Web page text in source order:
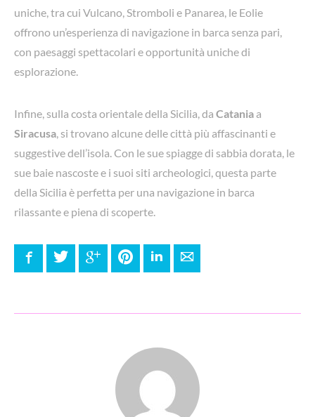
uniche, tra cui Vulcano, Stromboli e Panarea, le Eolie
offrono un’esperienza di navigazione in barca senza pari,
con paesaggi spettacolari e opportunità uniche di
esplorazione.
Infine, sulla costa orientale della Sicilia, da Catania a
Siracusa , si trovano alcune delle città più affascinanti e
suggestive dell’isola. Con le sue spiagge di sabbia dorata, le
sue baie nascoste e i suoi siti archeologici, questa parte
della Sicilia è perfetta per una navigazione in barca
rilassante e piena di scoperte.
FacebookTwitter Google+ PinterestLinkedInE-mail